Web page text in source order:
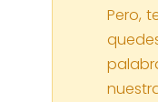
Pero,